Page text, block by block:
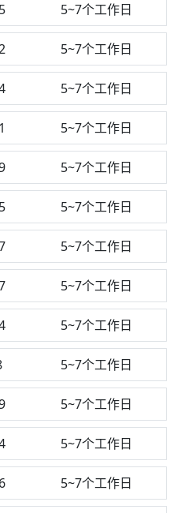
5~7个工作日
5~7个工作日
5~7个工作日
5~7个工作日
5~7个工作日
5~7个工作日
5~7个工作日
5~7个工作日
5~7个工作日
5~7个工作日
5~7个工作日
5~7个工作日
5~7个工作日